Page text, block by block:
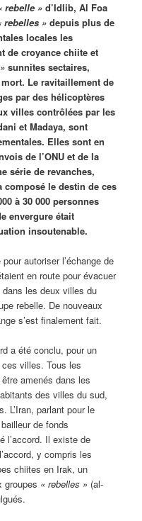
rebelle » d’Idlib, Al Foa
rebelles » depuis plus de
locales les
de croyance chiite et
sunnites sectaires,
Le ravitaillement de
par des hélicoptères
villes contrôlées par les
et Madaya, sont
Elles sont en
de l’ONU et de la
série de revanches,
le destin de ces
à 30 000 personnes
envergure était
insoutenable.
autoriser l’échange de
en route pour évacuer
les deux villes du
rebelle. De nouveaux
s’est finalement fait.
a été conclu, pour un
villes. Tous les
amenés dans les
des villes du sud,
L’Iran, parlant pour le
de fonds
l’accord. Il existe de
y compris les
chiites en Irak, un
groupes « rebelles » (al-